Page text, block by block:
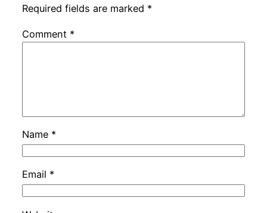
Required fields are marked *
Comment *
Name *
Email *